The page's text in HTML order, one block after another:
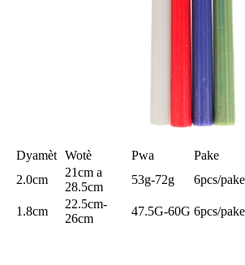
Dyamèt Wotè Pwa
Pake
2.0cm
21cm a
28.5cm
53g-72g 6pcs/
1.8cm
22.5cm-
26cm
47.5G-60G 6pcs/